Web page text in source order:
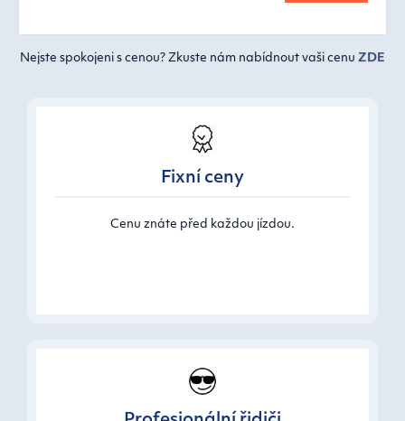
Nejste spokojeni s cenou? Zkuste nám nabídnout vaši cenu ZDE
Fixní ceny
Cenu znáte před každou jízdou.